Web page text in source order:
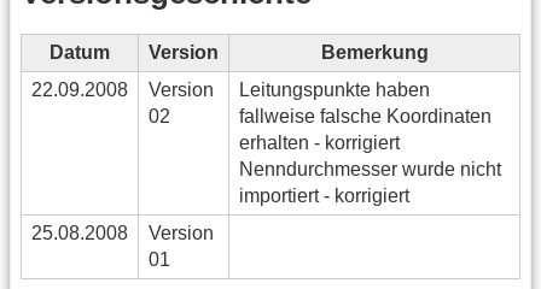
Datum Version
Bemerkung
22.09.2008
Version
02
Leitungspunkte haben
fallweise falsche Koordinaten
erhalten - korrigiert
Nenndurchmesser wurde nicht
importiert - korrigiert
25.08.2008
Version
01